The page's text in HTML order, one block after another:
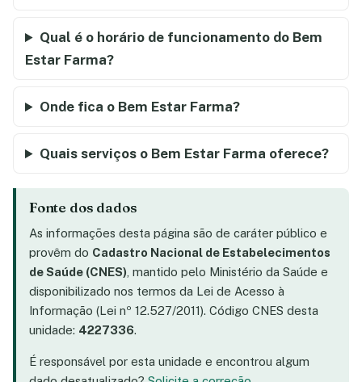
Qual é o horário de funcionamento do Bem
Estar Farma?
Onde fica o Bem Estar Farma?
Quais serviços o Bem Estar Farma oferece?
Fonte dos dados
As informações desta página são de caráter público e
provêm do Cadastro Nacional de Estabelecimentos
de Saúde (CNES) , mantido pelo Ministério da Saúde e
disponibilizado nos termos da Lei de Acesso à
Informação (Lei nº 12.527/2011). Código CNES desta
unidade: 4227336.
É responsável por esta unidade e encontrou algum